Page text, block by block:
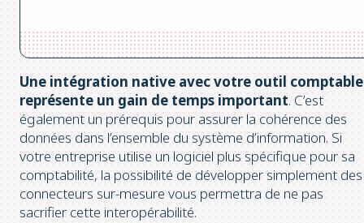
Une intégration native avec votre outil comptable
représente un gain de temps important. C’est
également un prérequis pour assurer la cohérence des
données dans l’ensemble du système d’information. Si
votre entreprise utilise un logiciel plus spécifique pour sa
comptabilité, la possibilité de développer simplement des
connecteurs sur-mesure vous permettra de ne pas
sacrifier cette interopérabilité.